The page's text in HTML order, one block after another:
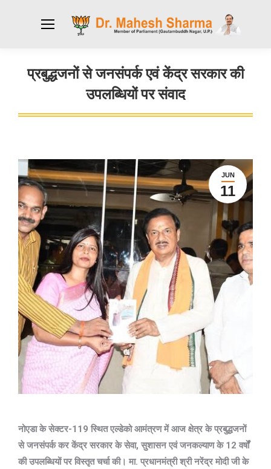
प्रबुद्धजनों से जनसंपर्क एवं केंद्र सरकार की
उपलब्धियों पर संवाद
You are here:
JUN
11
नोएडा के सेक्टर-119 स्थित एल्डेको आमंत्रण में आज क्षेत्र के प्रबुद्धजनों
से जनसंपर्क कर केंद्र सरकार के सेवा, सुशासन एवं जनकल्याण के 12 वर्षों
की उपलब्धियों पर विस्तृत चर्चा की। मा. प्रधानमंत्री श्री नरेंद्र मोदी जी के